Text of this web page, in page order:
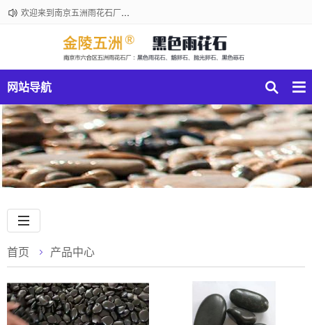
欢迎来到南京五洲雨花石厂黑色雨花石厂！咨询电话：18061210301
网站导航
首页 产品中心